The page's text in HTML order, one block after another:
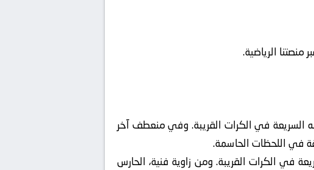
الرياضية.
السريعة في الكرات القريبة. وفي منعطف آخر
في اللحظات الحاسمة.
في الكرات القريبة. ومن زاوية فنية، الحارس